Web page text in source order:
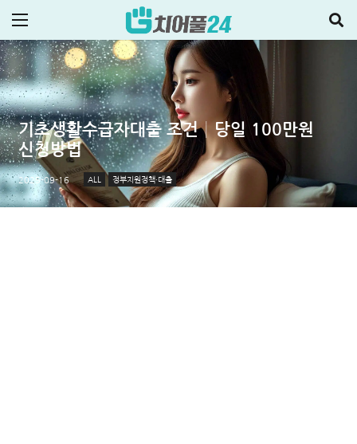
기초생활수급자대출 조건│당일 100만원
신청방법
2025-09-16 ALL 정부지원정책·대출